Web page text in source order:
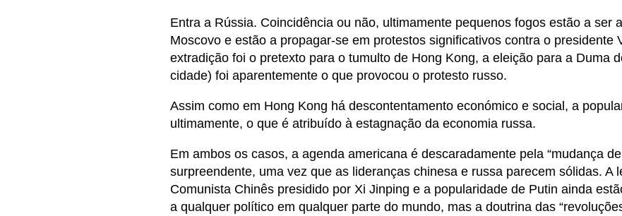
Entra a Rússia. Coincidência ou não, ultimamente pequenos fogos estão a ser
Moscovo e estão a propagar-se em protestos significativos contra o presidente
extradição foi o pretexto para o tumulto de Hong Kong, a eleição para a Duma
cidade) foi aparentemente o que provocou o protesto russo.
Assim como em Hong Kong há descontentamento económico e social, a
ultimamente, o que é atribuído à estagnação da economia russa.
Em ambos os casos, a agenda americana é descaradamente pela “mudança
surpreendente, uma vez que as lideranças chinesa e russa parecem sólidas. A
Comunista Chinês presidido por Xi Jinping e a popularidade de Putin ainda
a qualquer político em qualquer parte do mundo, mas a doutrina das